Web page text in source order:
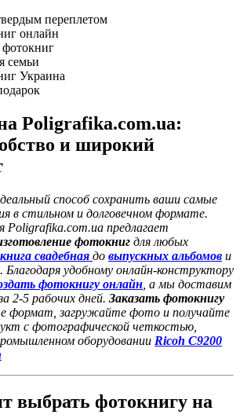
переплетом
онлайн
фотокниг
семьи
Украина
Poligrafika.com.ua:
и широкий
способ сохранить ваши самые
в стильном и долговечном формате.
Poligrafika.com.ua предлагает
фотокниг для любых
свадебная до выпускных альбомов и
. Благодаря удобному онлайн-конструктору
фотокнигу онлайн , а мы доставим
2-5 рабочих дней. Заказать фотокнигу
формат, загружайте фото и получайте
с фотографической четкостью,
оборудовании Ricoh C9200
выбрать фотокнигу на